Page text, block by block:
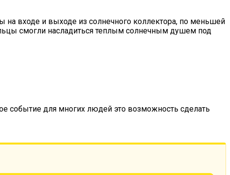
входе и выходе из солнечного коллектора, по меньшей
смогли насладиться теплым солнечным душем под
событие для многих людей это возможность сделать